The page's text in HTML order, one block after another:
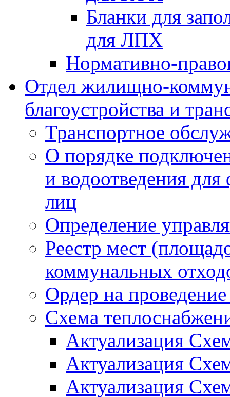
Бланки для
для ЛПХ
Нормативно-
Отдел жилищно-
благоустройства и
Транспортное
О порядке
и водоотведения
лиц
Определение
Реестр мест
коммунальных
Ордер на
Схема
Актуализация
Актуализация
Актуализация